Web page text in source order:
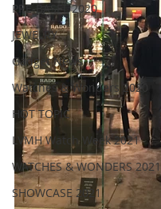
PRE-BASEL 2020
JEWELRY
Gadget News
Watches & Wonders 2020
HOT TOPIC
LVMH Watch Week 2021
WATCHES & WONDERS 2021
SHOWCASE 2021